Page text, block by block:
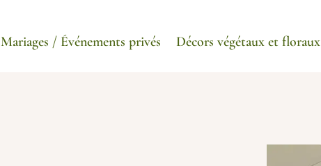
Mariages / Événements privés Décors végétaux et floraux